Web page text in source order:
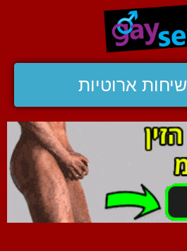
שיחות ארוטיות